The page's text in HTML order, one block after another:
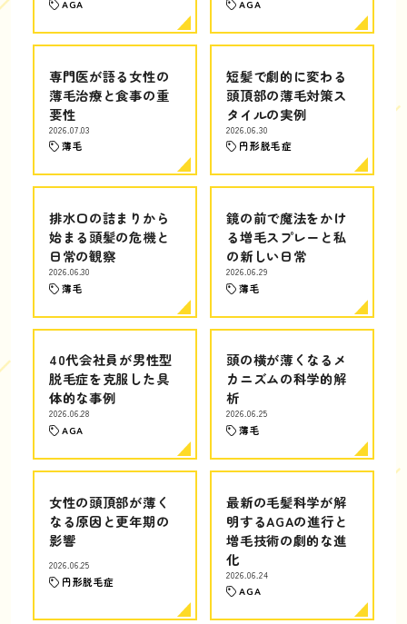
AGA AGA
専門医が語る女性の
薄毛治療と食事の重
要性
2026.07.03
薄毛
短髪で劇的に変わる
頭頂部の薄毛対策ス
タイルの実例
2026.06.30
円形脱毛症
排水口の詰まりから
始まる頭髪の危機と
日常の観察
2026.06.30
薄毛
鏡の前で魔法をかけ
る増毛スプレーと私
の新しい日常
2026.06.29
薄毛
40代会社員が男性型
脱毛症を克服した具
体的な事例
2026.06.28
AGA
頭の横が薄くなるメ
カニズムの科学的解
析
2026.06.25
薄毛
女性の頭頂部が薄く
なる原因と更年期の
影響
2026.06.25
円形脱毛症
最新の毛髪科学が解
明するAGAの進行と
増毛技術の劇的な進
化
2026.06.24
AGA